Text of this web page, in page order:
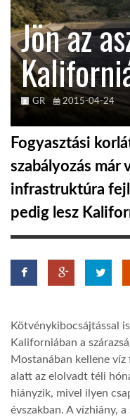
GLOBOTV
AFRIKA TUDÁSTÁR
A NAP SZÉPE
LINKTR.EE
GLOBOZSARU
DOBRAVERO.HU
GLOBOBOOK
Jön az
GR 2015-04-24
Fogyasztási
szabályozás már
infrastruktúra
pedig lesz
Kötvénykibocsájtással
Kaliforniában a
Mostanában kellene
alatt az elolvadt téli
hiányzik, mivel ilyen
évszakban. A vízhiány,